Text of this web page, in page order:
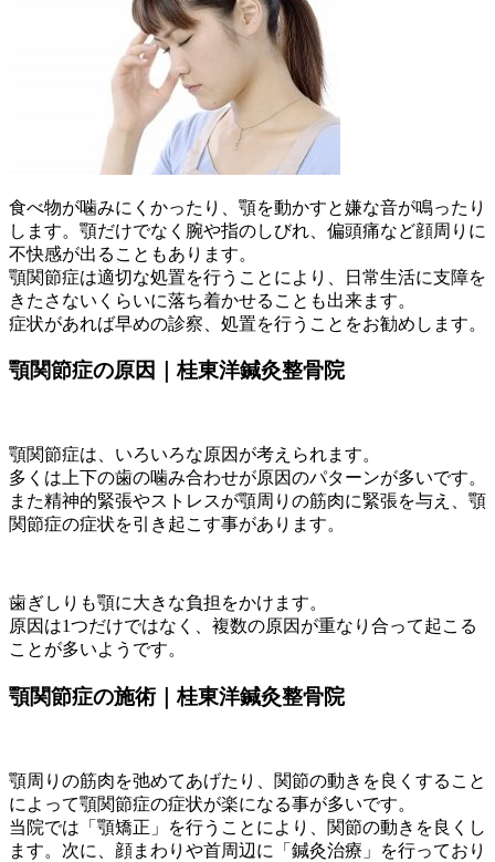
食べ物が噛みにくかったり、顎を動かすと嫌な音が鳴ったり
します。顎だけでなく腕や指のしびれ、偏頭痛など顔周りに
不快感が出ることもあります。
顎関節症は適切な処置を行うことにより、日常生活に支障を
きたさないくらいに落ち着かせることも出来ます。
症状があれば早めの診察、処置を行うことをお勧めします。
顎関節症の原因｜桂東洋鍼灸整骨院
顎関節症は、いろいろな原因が考えられます。
多くは上下の歯の噛み合わせが原因のパターンが多いです。
また精神的緊張やストレスが顎周りの筋肉に緊張を与え、顎
関節症の症状を引き起こす事があります。
歯ぎしりも顎に大きな負担をかけます。
原因は1つだけではなく、複数の原因が重なり合って起こる
ことが多いようです。
顎関節症の施術｜桂東洋鍼灸整骨院
顎周りの筋肉を弛めてあげたり、関節の動きを良くすること
によって顎関節症の症状が楽になる事が多いです。
当院では「顎矯正」を行うことにより、関節の動きを良くし
ます。次に、顔まわりや首周辺に「鍼灸治療」を行っており